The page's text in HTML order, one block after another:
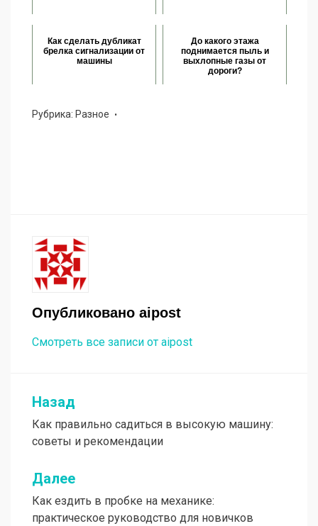
Как сделать дубликат
брелка сигнализации от
машины
До какого этажа
поднимается пыль и
выхлопные газы от
дороги?
Рубрика: Разное
Опубликовано aipost
Смотреть все записи от aipost
Навигация
по
записям
Назад
Как правильно садиться в высокую машину:
советы и рекомендации
Далее
Как ездить в пробке на механике:
практическое руководство для новичков